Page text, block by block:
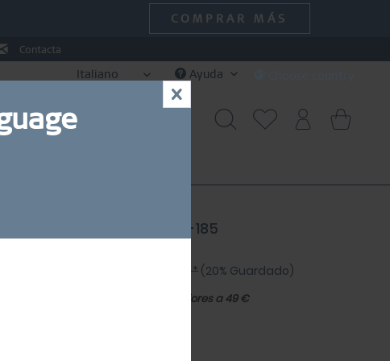
COMPRAR MÁS
Contacta
Italiano Ayuda
Sale | plata pulido | 612-16-185
79,00 € * (20% Guardado)
Envío gratuito en pedidos superiores a 49 €